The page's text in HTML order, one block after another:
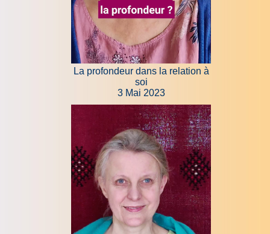
La profondeur dans la relation à
soi
3 Mai 2023